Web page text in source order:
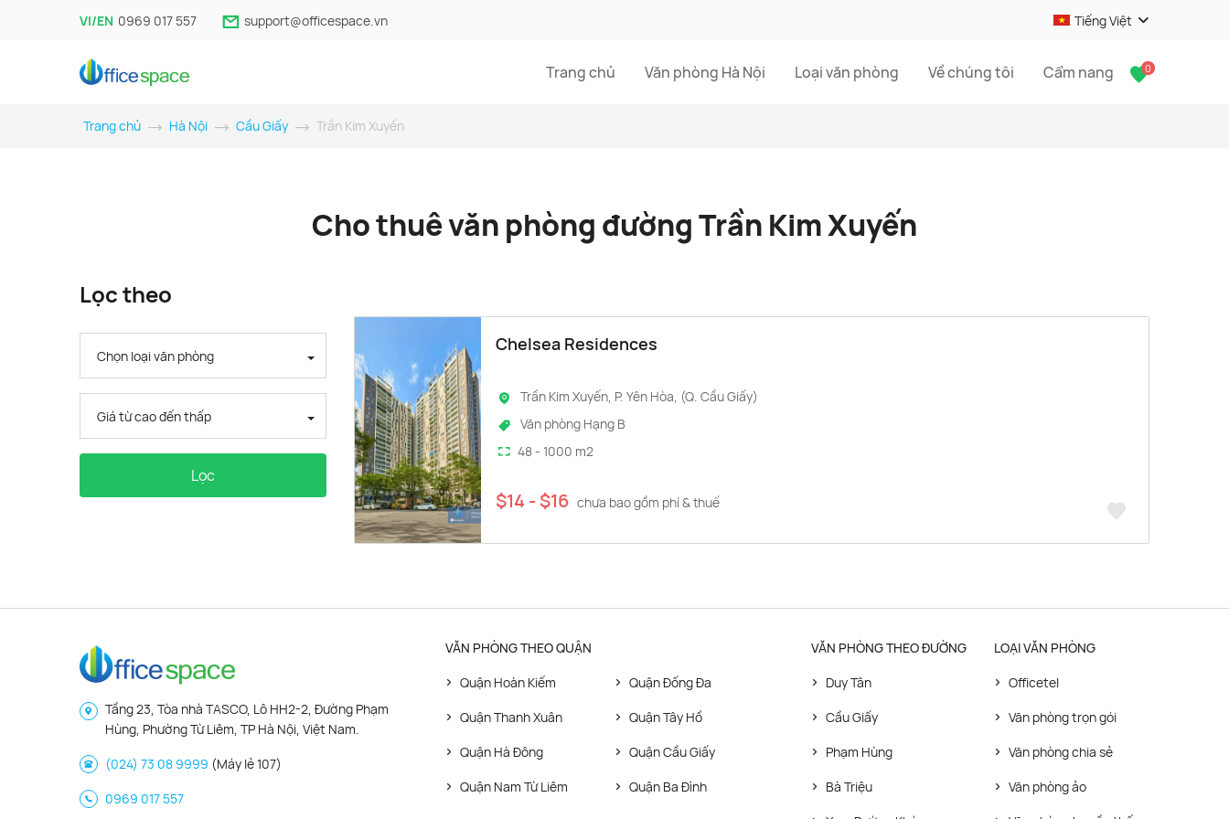
VI/EN 0969 017 557 support@officespace.vn Tiếng Việt
Trang chủ Văn phòng Hà Nội Loại văn phòng Về chúng tôi Cẩm nang 0
Trang chủ Hà Nội Cầu Giấy Trần Kim Xuyến
Cho thuê văn phòng đường Trần Kim Xuyến
Lọc theo
Chọn loại văn phòng
Giá từ cao đến thấp
Lọc
Chelsea Residences
Trần Kim Xuyến, P. Yên Hòa, (Q. Cầu Giấy)
Văn phòng Hạng B
48 - 1000 m2
$14 - $16 chưa bao gồm phí & thuế
Tầng 23, Tòa nhà TASCO, Lô HH2-2, Đường Phạm
Hùng, Phường Từ Liêm, TP Hà Nội, Việt Nam.
(024) 73 08 9999 (Máy lẻ 107)
0969 017 557
VĂN PHÒNG THEO QUẬN
Quận Hoàn Kiếm
Quận Đống Đa
Quận Thanh Xuân
Quận Tây Hồ
Quận Hà Đông
Quận Cầu Giấy
Quận Nam Từ Liêm
Quận Ba Đình
VĂN PHÒNG THEO ĐƯỜNG
Duy Tân
Cầu Giấy
Phạm Hùng
Bà Triệu
LOẠI VĂN PHÒNG
Officetel
Văn phòng trọn gói
Văn phòng chia sẻ
Văn phòng ảo